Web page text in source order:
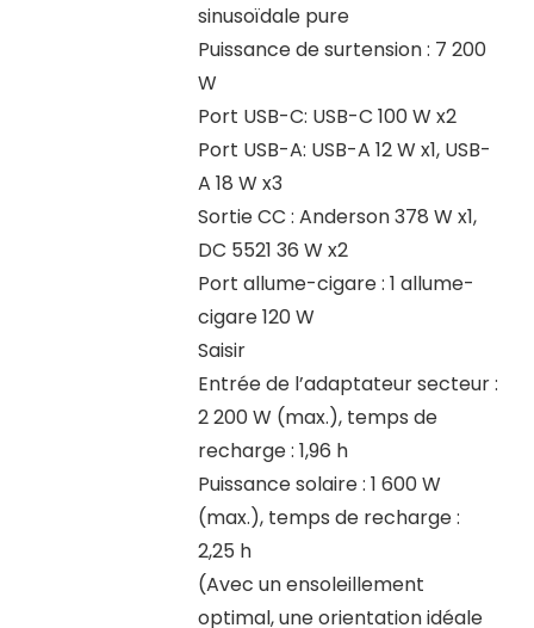
sinusoïdale pure
Puissance de surtension : 7 200
W
Port USB-C: USB-C 100 W x2
Port USB-A: USB-A 12 W x1, USB-
A 18 W x3
Sortie CC : Anderson 378 W x1,
DC 5521 36 W x2
Port allume-cigare : 1 allume-
cigare 120 W
Saisir
Entrée de l’adaptateur secteur :
2 200 W (max.), temps de
recharge : 1,96 h
Puissance solaire : 1 600 W
(max.), temps de recharge :
2,25 h
(Avec un ensoleillement
optimal, une orientation idéale